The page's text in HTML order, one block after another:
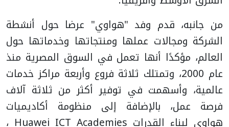
من جانبه، قدم وفد "هواوي" عرضا حول أنشطة
الشركة ومجالات عملها ومنتجاتها وخدماتها حول
العالم، مؤكدًا أنها تعمل في السوق المصرية منذ
عام 2000، وتمتلك ثلاثة فروع وأربعة مراكز خدمات
عالمية، وأسهمت في توفير أكثر من ثلاثة آلاف
فرصة عمل، بالإضافة إلى منظومة أكاديميات
هواوي لبناء القدرات Huawei ICT Academies ،